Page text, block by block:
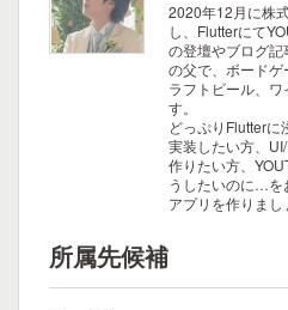
2020年12月に株
し、Flutterにて
の登壇やブログ記
の父で、ボード
ラフトビール、
す。
どっぷりFlutterに
実装したい方、
作りたい方、
うしたいのに…を
アプリを作りまし
所属先候補